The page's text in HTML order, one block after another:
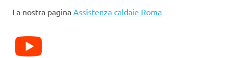
La nostra pagina Assistenza caldaie Roma